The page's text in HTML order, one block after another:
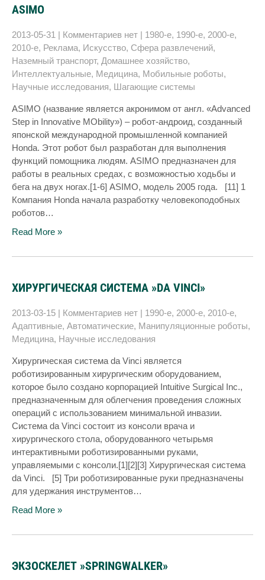
ASIMO
2013-05-31 | Комментариев нет | 1980-е, 1990-е, 2000-е,
2010-е, Реклама, Искусство, Сфера развлечений,
Наземный транспорт, Домашнее хозяйство,
Интеллектуальные, Медицина, Мобильные роботы,
Научные исследования, Шагающие системы
ASIMO (название является акронимом от англ. «Advanced
Step in Innovative MObility») – робот-андроид, созданный
японской международной промышленной компанией
Honda. Этот робот был разработан для выполнения
функций помощника людям. ASIMO предназначен для
работы в реальных средах, с возможностью ходьбы и
бега на двух ногах.[1-6] ASIMO, модель 2005 года. [11] 1
Компания Honda начала разработку человекоподобных
роботов…
Read More »
ХИРУРГИЧЕСКАЯ СИСТЕМА »DA VINCI»
2013-03-15 | Комментариев нет | 1990-е, 2000-е, 2010-е,
Адаптивные, Автоматические, Манипуляционные роботы,
Медицина, Научные исследования
Хирургическая система da Vinci является
роботизированным хирургическим оборудованием,
которое было создано корпорацией Intuitive Surgical Inc.,
предназначенным для облегчения проведения сложных
операций с использованием минимальной инвазии.
Система da Vinci состоит из консоли врача и
хирургического стола, оборудованного четырьмя
интерактивными роботизированными руками,
управляемыми с консоли.[1][2][3] Хирургическая система
da Vinci. [5] Три роботизированные руки предназначены
для удержания инструментов…
Read More »
ЭКЗОСКЕЛЕТ »SPRINGWALKER»